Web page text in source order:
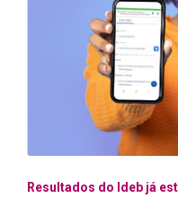
Resultados do Ideb já